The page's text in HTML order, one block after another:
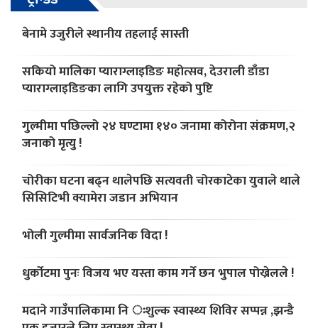
बेनामे उजुरीले स्थानीय तहलाई सास्ती
सकियो मालिका प्याराग्लाइडिङ महोत्सव, देउराली डाँडा
प्याराग्लाइडिङका लागि उपयुक्त रहेको पुष्टि
गुल्मीमा पछिल्लो २४ घण्टामा १४० जनामा कोरोना संक्रमण,२
जनाको मृत्यु !
चोरीका घटना बढ्न थालेपछि सत्यवती चोरकाटेका युवाले थाले
सिसिटिभी क्यामेरा जडान अभियान
भोली गुल्मीमा सार्वजनिक विदा !
धुर्कोटमा पुनः विजय भए यस्ता काम गर्ने छन भुपाल पोख्रेलले !
मदाने गाउँपालिकामा नि ःशुल्क स्वास्थ्य शिविर सप्पन्न ,झन्डै